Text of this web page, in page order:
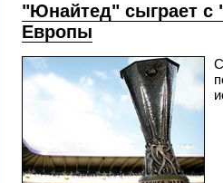
"Юнайтед" сыграет с
Европы